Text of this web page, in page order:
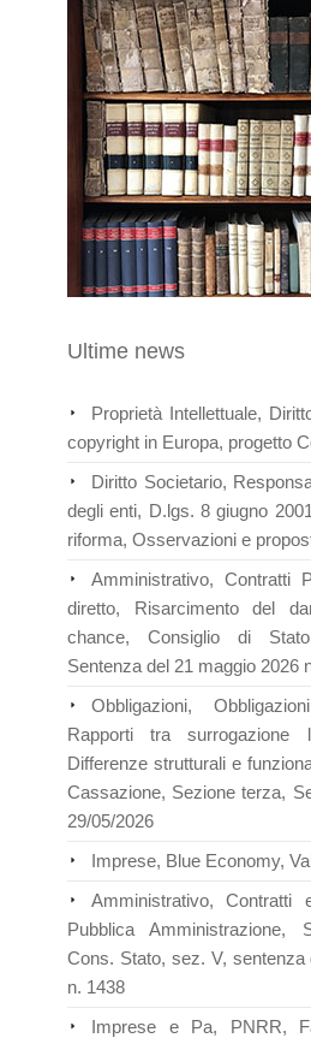
Ultime news
Proprietà Intellettuale,
copyright in Europa, progetto
Diritto Societario,
degli enti, D.lgs. 8 giugno
riforma, Osservazioni e
Amministrativo, Contratti
diretto, Risarcimento del
chance, Consiglio di
Sentenza del 21 maggio 2026
Obbligazioni,
Rapporti tra surrogazione
Differenze strutturali e
Cassazione, Sezione terza,
29/05/2026
Imprese, Blue Economy,
Amministrativo, Contratti
Pubblica Amministrazione,
Cons. Stato, sez. V, sentenza
n. 1438
Imprese e Pa, PNRR,